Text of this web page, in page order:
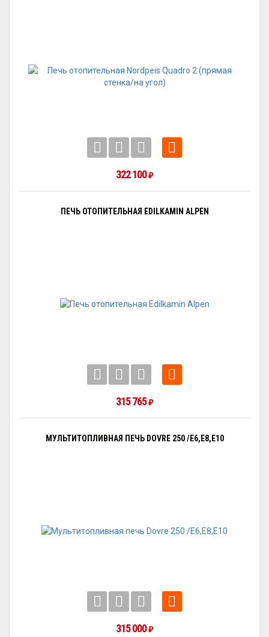
322 100₽
ПЕЧЬ ОТОПИТЕЛЬНАЯ EDILKAMIN ALPEN
315 765₽
МУЛЬТИТОПЛИВНАЯ ПЕЧЬ DOVRE 250 /E6,E8,E10
315 000₽